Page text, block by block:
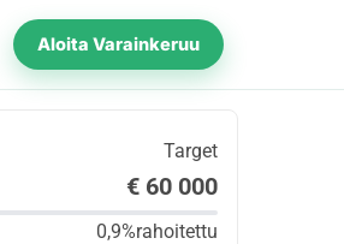
Aloita Varainkeruu
Target
€ 60 000
0,9%rahoitettu